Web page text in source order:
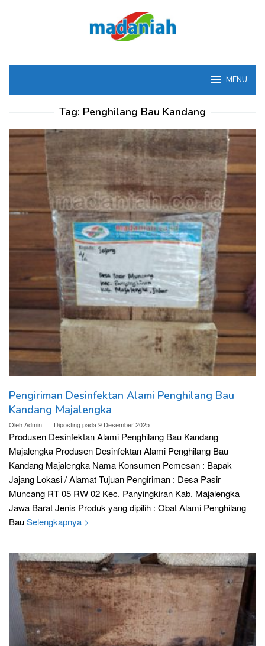
MENU
Tag: Penghilang Bau Kandang
Pengiriman Desinfektan Alami Penghilang Bau
Kandang Majalengka
OlehAdmin Diposting pada9 Desember 2025
Produsen Desinfektan Alami Penghilang Bau Kandang
Majalengka Produsen Desinfektan Alami Penghilang Bau
Kandang Majalengka Nama Konsumen Pemesan : Bapak
Jajang Lokasi / Alamat Tujuan Pengiriman : Desa Pasir
Muncang RT 05 RW 02 Kec. Panyingkiran Kab. Majalengka
Jawa Barat Jenis Produk yang dipilih : Obat Alami Penghilang
BauSelengkapnya >